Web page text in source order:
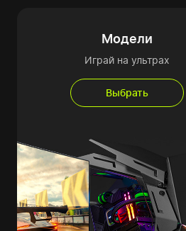
Модели
Играй на ультрах
Выбрать